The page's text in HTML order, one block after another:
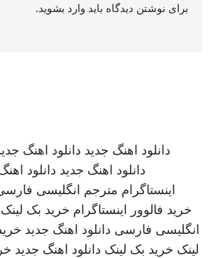
برای نوشتن دیدگاه باید وارد بشوید.
دانلود اهنگ جدید دانلود اهنگ
دانلود اهنگ جدید دانلود
اینستاگرام مترجم انگلیسی
خرید فالوور اینستاگرام خرید بک لینک
انگلیسی فارسی دانلود اهنگ جدید
لینک خرید بک لینک دانلود اهنگ جدید